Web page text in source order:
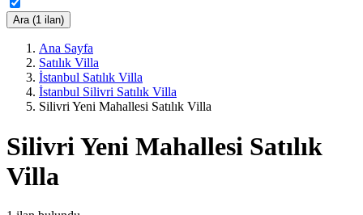
Ara (1 ilan)
Ana Sayfa
Satılık Villa
İstanbul Satılık Villa
İstanbul Silivri Satılık Villa
Silivri Yeni Mahallesi Satılık Villa
Silivri Yeni Mahallesi Satılık
Villa